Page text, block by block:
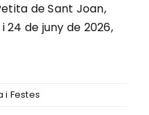
de Sant Joan,
24 de juny de 2026,
i Festes